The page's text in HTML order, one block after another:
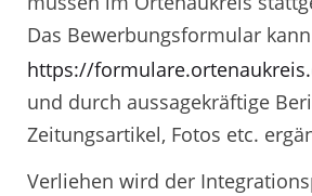
Das Bewerbungsformular
https://
und durch aussagekräftige
Zeitungsartikel, Fotos etc.
Verliehen wird der